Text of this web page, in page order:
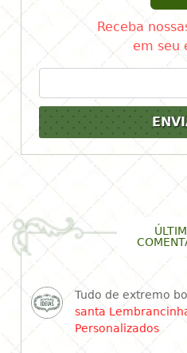
Receba
em seu
Tudo de extremo
santa
Personalizados